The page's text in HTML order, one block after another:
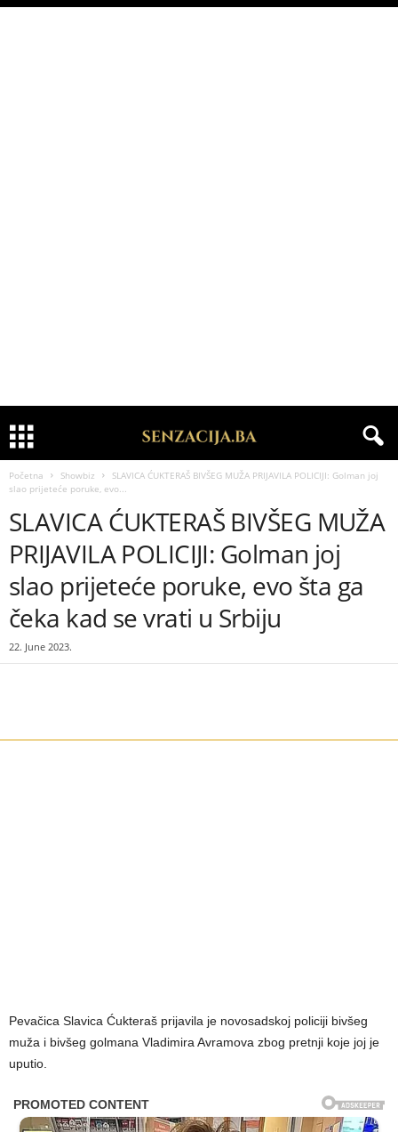
Početna Showbiz
SLAVICA ĆUKTERAŠ BIVŠEG MUŽA PRIJAVILA POLICIJI: Golman joj
slao prijeteće poruke, evo...
SLAVICA ĆUKTERAŠ BIVŠEG MUŽA
PRIJAVILA POLICIJI: Golman joj
slao prijeteće poruke, evo šta ga
čeka kad se vrati u Srbiju
22. June 2023.
Pevačica Slavica Ćukteraš prijavila je novosadskoj policiji bivšeg
muža i bivšeg golmana Vladimira Avramova zbog pretnji koje joj je
uputio.